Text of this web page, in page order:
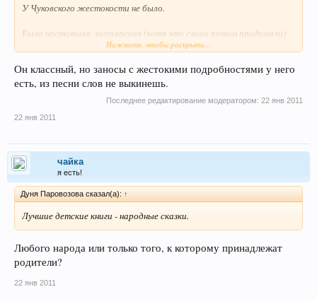
У Чуковского жестокости не было.
Была настоящая, хиппарская (хотя это слово потом придумали)
По моему это самый классный детский автор
Нажмите, чтобы раскрыть...
Он классный, но заносы с жестокими подробностями у него
есть, из песни слов не выкинешь.
Последнее редактирование модератором: 22 янв 2011
22 янв 2011
чайка
я есть!
Дуня Паровозова сказал(а): ↑
Лучшие детские книги - народные сказки.
Любого народа или только того, к которому принадлежат
родители?
22 янв 2011